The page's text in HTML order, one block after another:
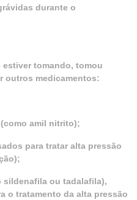
durante o
estiver tomando, tomou
outros medicamentos:
amil nitrito);
para tratar alta pressão
sildenafila ou tadalafila),
o tratamento da alta pressão